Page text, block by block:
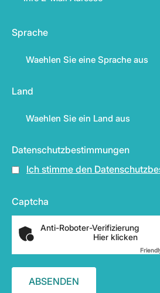
Sprache
Land
Datenschutzbestimmungen
Ich stimme den
Captcha
Anti-Roboter-Verifizierung
Hier klicken